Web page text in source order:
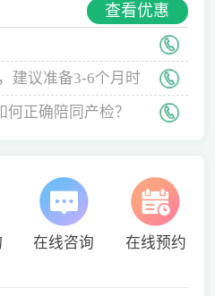
查看优惠
建议准备3-6个月时
正确陪同产检？
在线咨询 在线预约